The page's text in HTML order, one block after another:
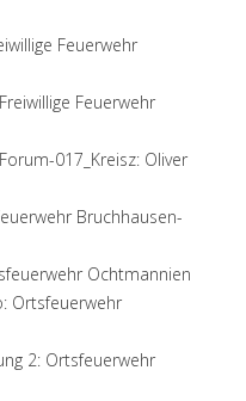
Feuerwehr
Feuerwehr
017_Kreisz: Oliver
Bruchhausen-
Ochtmannien
Ortsfeuerwehr
2: Ortsfeuerwehr